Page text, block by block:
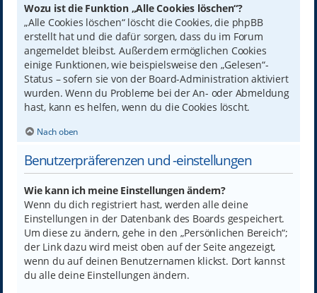
Wozu ist die Funktion „Alle Cookies löschen“?
„Alle Cookies löschen“ löscht die Cookies, die phpBB
erstellt hat und die dafür sorgen, dass du im Forum
angemeldet bleibst. Außerdem ermöglichen Cookies
einige Funktionen, wie beispielsweise den „Gelesen“-
Status – sofern sie von der Board-Administration aktiviert
wurden. Wenn du Probleme bei der An- oder Abmeldung
hast, kann es helfen, wenn du die Cookies löscht.
Nach oben
Benutzerpräferenzen und -einstellungen
Wie kann ich meine Einstellungen ändern?
Wenn du dich registriert hast, werden alle deine
Einstellungen in der Datenbank des Boards gespeichert.
Um diese zu ändern, gehe in den „Persönlichen Bereich“;
der Link dazu wird meist oben auf der Seite angezeigt,
wenn du auf deinen Benutzernamen klickst. Dort kannst
du alle deine Einstellungen ändern.